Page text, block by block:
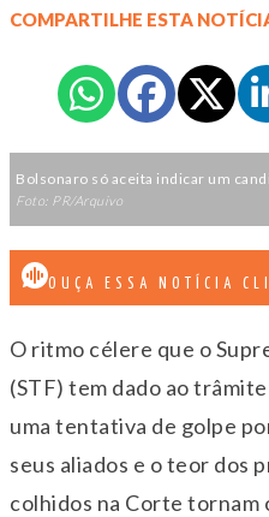
COMPARTILHE ESTA
Bolsonaro só aceita indicar um
Foto: PR/Arquivo
OUÇA ESSA NOTÍCIA
O ritmo célere que o
(STF) tem dado ao
uma tentativa de golpe
seus aliados e o teor dos
colhidos na Corte